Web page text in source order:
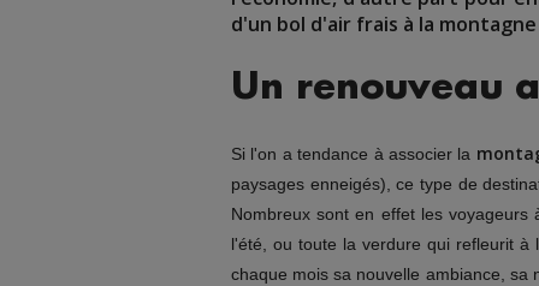
d'un bol d'air frais à la
Un renouveau
Si l'on a tendance à associer la
paysages enneigés), ce type de
Nombreux sont en effet les
l'été, ou toute la verdure qui refleurit à
chaque mois sa nouvelle ambiance, sa